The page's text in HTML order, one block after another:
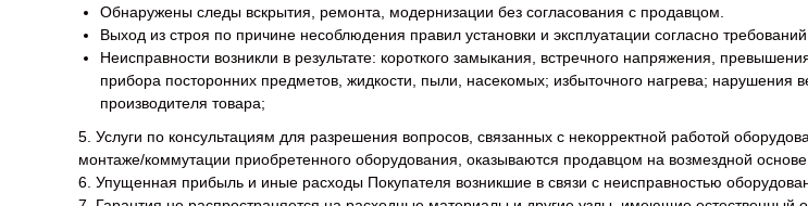
Обнаружены следы вскрытия, ремонта, модернизации без согласования с продавцом.
Выход из строя по причине несоблюдения правил установки и эксплуатации согласно
Неисправности возникли в результате: короткого замыкания, встречного напряжения,
прибора посторонних предметов, жидкости, пыли, насекомых; избыточного нагрева; нарушения
производителя товара;
5. Услуги по консультациям для разрешения вопросов, связанных с некорректной работой
монтаже/коммутации приобретенного оборудования, оказываются продавцом на возмездной
6. Упущенная прибыль и иные расходы Покупателя возникшие в связи с неисправностью